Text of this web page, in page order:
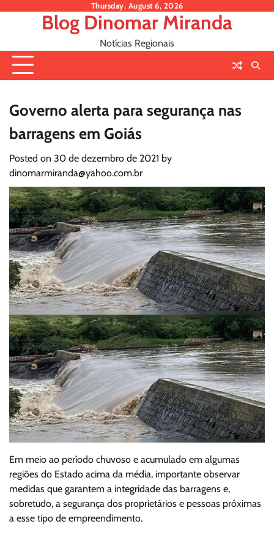
Thursday, August 6, 2026
Blog Dinomar Miranda
Notícias Regionais
Governo alerta para segurança nas
barragens em Goiás
Posted on 30 de dezembro de 2021 by
dinomarmiranda@yahoo.com.br
Em meio ao período chuvoso e acumulado em algumas
regiões do Estado acima da média, importante observar
medidas que garantem a integridade das barragens e,
sobretudo, a segurança dos proprietários e pessoas próximas
a esse tipo de empreendimento.